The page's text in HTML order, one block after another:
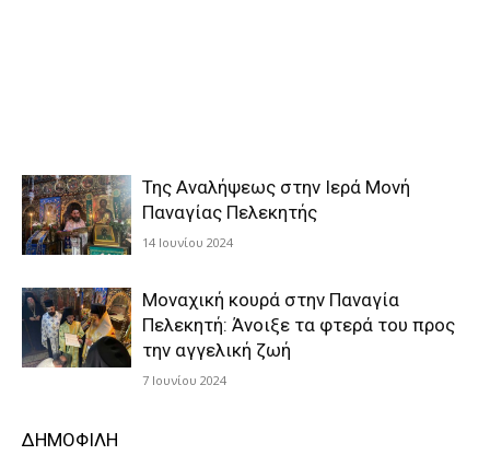
Της Αναλήψεως στην Ιερά Μονή
Παναγίας Πελεκητής
14 Ιουνίου 2024
Μοναχική κουρά στην Παναγία
Πελεκητή: Άνοιξε τα φτερά του προς
την αγγελική ζωή
7 Ιουνίου 2024
ΔΗΜΟΦΙΛΗ